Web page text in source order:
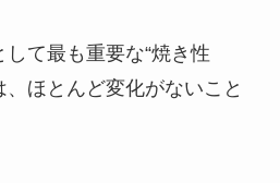
て最も重要な“焼き性
、ほとんど変化がないこと